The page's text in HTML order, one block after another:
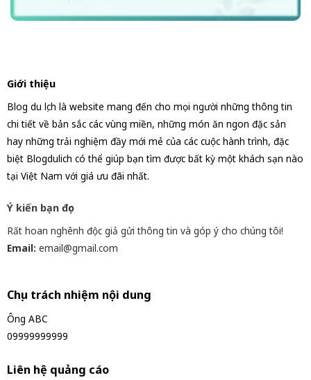
Giới thiệu
Blog du lịch là website mang đến cho mọi người những thông tin
chi tiết về bản sắc các vùng miền, những món ăn ngon đặc sản
hay những trải nghiệm đầy mới mẻ của các cuộc hành trình, đặc
biệt Blogdulich có thể giúp bạn tìm được bất kỳ một khách sạn nào
tại Việt Nam với giá ưu đãi nhất.
Ý kiến bạn đọc
Rất hoan nghênh độc giả gửi thông tin và góp ý cho chúng tôi!
Email: email@gmail.com
Chịu trách nhiệm nội dung
Ông ABC
09999999999
Liên hệ quảng cáo